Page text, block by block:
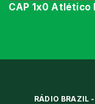
CAP 1x0 Atlético
RÁDIO BRAZIL